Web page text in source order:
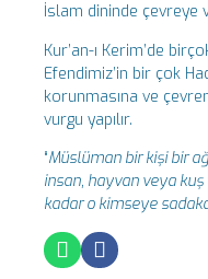
İslam dininde çevreye
Kur’an-ı Kerim’de
Efendimiz’in bir çok
korunmasına ve
vurgu yapılır.
“Müslüman bir kişi bir
insan, hayvan veya
kadar o kimseye